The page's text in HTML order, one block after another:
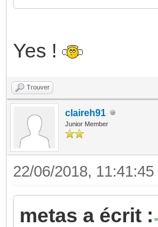
Yes !
Trouver
claireh91
Junior Member
22/06/2018, 11:41:45
metas a écrit :